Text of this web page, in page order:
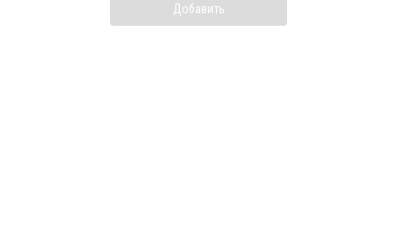
Добавить